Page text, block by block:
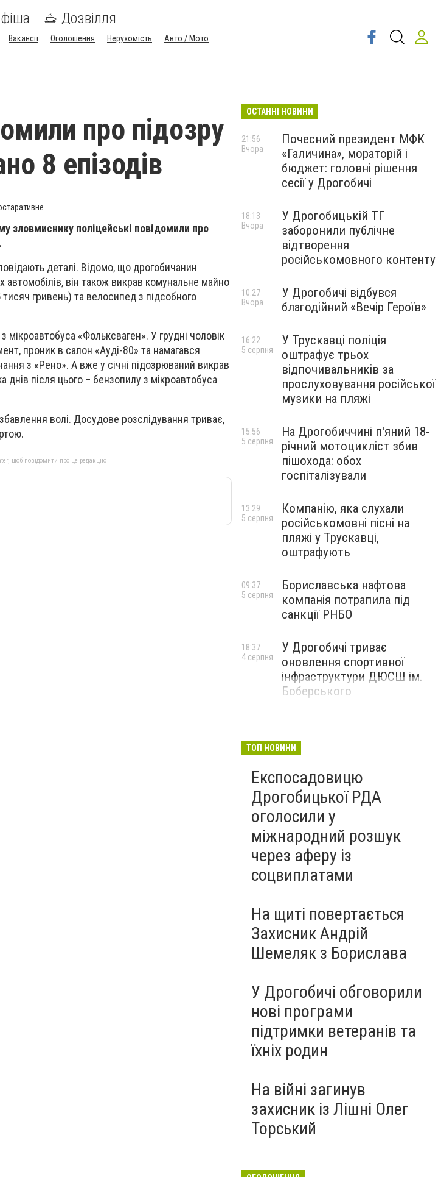
Дозвілля
Вакансії Оголошення Нерухомість
Авто / Мото
про підозру
8 епізодів
зловмиснику поліцейські повідомили про
деталі. Відомо, що дрогобичанин
він також викрав комунальне майно
тисяч гривень) та велосипед з підсобного
«Фольксваген». У грудні чоловік
проник в салон «Ауді-80» та намагався
з «Рено». А вже у січні підозрюваний викрав
днів після цього – бензопилу з мікроавтобуса
волі. Досудове розслідування триває,
щоб повідомити про це редакцію
ОСТАННІ НОВИНИ
Почесний президент МФК
«Галичина», мораторій і
бюджет: головні рішення
сесії у Дрогобичі
21:56
Вчора
У Дрогобицькій ТГ
заборонили публічне
відтворення
російськомовного контенту
18:13
Вчора
У Дрогобичі відбувся
благодійний «Вечір Героїв»
10:27
Вчора
У Трускавці поліція
оштрафує трьох
відпочивальників за
прослуховування російської
музики на пляжі
16:22
5 серпня
На Дрогобиччині п'яний 18-
річний мотоцикліст збив
пішохода: обох
госпіталізували
15:56
5 серпня
Компанію, яка слухали
російськомовні пісні на
пляжі у Трускавці,
оштрафують
13:29
5 серпня
Бориславська нафтова
компанія потрапила під
санкції РНБО
09:37
5 серпня
У Дрогобичі триває
оновлення спортивної
інфраструктури ДЮСШ ім.
Боберського
18:37
4 серпня
ТОП НОВИНИ
Експосадовицю
Дрогобицької РДА
оголосили у
міжнародний розшук
через аферу із
соцвиплатами
На щиті повертається
Захисник Андрій
Шемеляк з Борислава
У Дрогобичі обговорили
нові програми
підтримки ветеранів та
їхніх родин
На війні загинув
захисник із Лішні Олег
Торський